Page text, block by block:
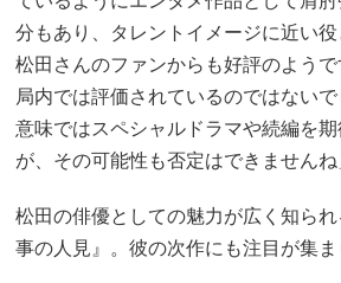
分もあり、タレントイメージに近い
松田さんのファンからも好評のようで
局内では評価されているのではない
意味ではスペシャルドラマや続編を
が、その可能性も否定はできませんね
松田の俳優としての魅力が広く知ら
事の人見』。彼の次作にも注目が集ま